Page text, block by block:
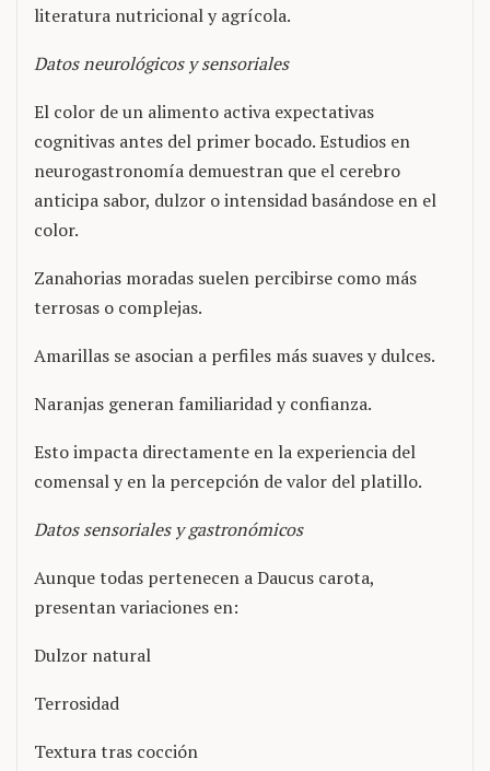
literatura nutricional y agrícola.
Datos neurológicos y sensoriales
El color de un alimento activa expectativas
cognitivas antes del primer bocado. Estudios en
neurogastronomía demuestran que el cerebro
anticipa sabor, dulzor o intensidad basándose en el
color.
Zanahorias moradas suelen percibirse como más
terrosas o complejas.
Amarillas se asocian a perfiles más suaves y dulces.
Naranjas generan familiaridad y confianza.
Esto impacta directamente en la experiencia del
comensal y en la percepción de valor del platillo.
Datos sensoriales y gastronómicos
Aunque todas pertenecen a Daucus carota,
presentan variaciones en:
Dulzor natural
Terrosidad
Textura tras cocción